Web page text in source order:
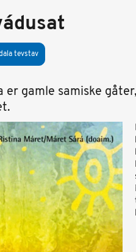
tevstav
er gamle samiske